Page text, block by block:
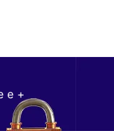
e +